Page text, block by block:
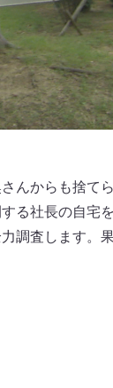
んからも捨て
る社長の自宅
調査します。